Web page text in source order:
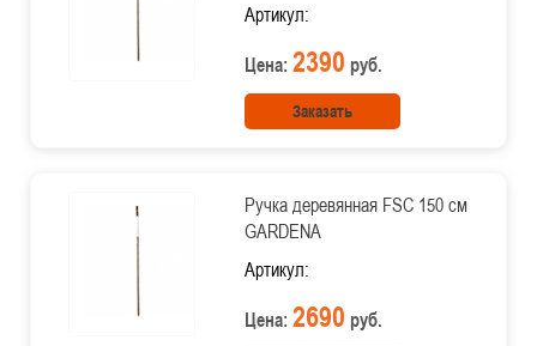
Артикул:
Цена: 2390 руб.
Заказать
Ручка деревянная FSC 150 см
GARDENA
Артикул:
Цена: 2690 руб.